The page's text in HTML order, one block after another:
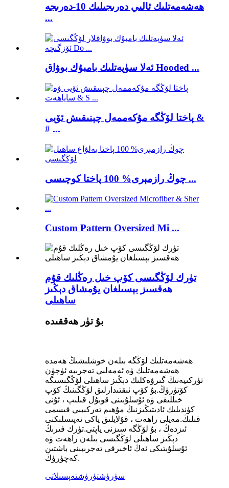
ھەشەمەتلىك ئالىي دەرىجىلىك 10-دەرىجە
...
ئەلا سۈپەتلىك بامبۇك بوۋاق Hooded ...
پاختا لۆڭگە مۇكەممەل چېنىقىش ئۆيى &
# ...
چوڭ رازمېرى% 100 پاختا كوچىسى ...
Custom Pattern Oversized Mi ...
تۈرك لۆڭگىسى كۆپ خىل رەڭلىك قۇم
ھەقسىز بېسىلغان يۇمشاق دېڭىز
ساھىلى
بۇ تۈر ھەققىدە
ھەشەمەتلىك لۆڭگە بىلەن خوشلىشىڭ ھەمدە
ھەشەمەتلىك ۋە ئەمەلىي تەجرىبە ئۈچۈن
تۈركىيەنىڭ گىرۋەكلىك دېڭىز ساھىلى لۆڭگىسىگە
كۆتۈرۈڭ.بۇ كۆپ ئىقتىدارلىق لۆڭگىنىڭ كۆپ
خىللىقى ۋە ئۇسلۇبىنى قوبۇل قىلىپ ، ئۇنى
كۈندىلىك ئادىتىڭىزنىڭ مۇھىم تەركىبىي قىسمى
قىلىڭ.مەيلى راھەت ، قۇلايلىق ياكى نەپىسلىكنى
ئىزدەڭ ، بۇ لۆڭگە سىزنى ياپتى.تۈرك فىرىڭ
دېڭىز ساھىلى لۆڭگىسى بىلەن راھەت ۋە
ئۇسلۇبتىكى ئەڭ ئاخىرقى تەجرىبىنى باشتىن
كەچۈرۈڭ.
سۈرۈشتۈرۈشتەپسىلاتى